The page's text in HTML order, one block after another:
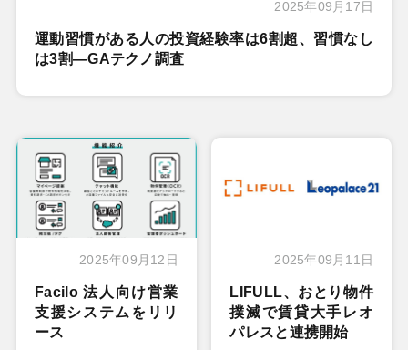
2025年09月17日
運動習慣がある人の投資経験率は6割超、習慣なし
は3割―GAテクノ調査
2025年09月12日
Facilo 法人向け営業
支援システムをリリ
ース
2025年09月11日
LIFULL、おとり物件
撲滅で賃貸大手レオ
パレスと連携開始